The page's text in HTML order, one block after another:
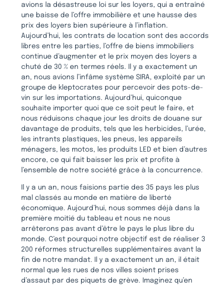
avions la désastreuse loi sur les loyers, qui a entraîné
une baisse de l’offre immobilière et une hausse des
prix des loyers bien supérieure à l’inflation.
Aujourd’hui, les contrats de location sont des accords
libres entre les parties, l’offre de biens immobiliers
continue d’augmenter et le prix moyen des loyers a
chuté de 30 % en termes réels. Il y a exactement un
an, nous avions l’infâme système SIRA, exploité par un
groupe de kleptocrates pour percevoir des pots-de-
vin sur les importations. Aujourd’hui, quiconque
souhaite importer quoi que ce soit peut le faire, et
nous réduisons chaque jour les droits de douane sur
davantage de produits, tels que les herbicides, l’urée,
les intrants plastiques, les pneus, les appareils
ménagers, les motos, les produits LED et bien d’autres
encore, ce qui fait baisser les prix et profite à
l’ensemble de notre société grâce à la concurrence.
Il y a un an, nous faisions partie des 35 pays les plus
mal classés au monde en matière de liberté
économique. Aujourd’hui, nous sommes déjà dans la
première moitié du tableau et nous ne nous
arrêterons pas avant d’être le pays le plus libre du
monde. C’est pourquoi notre objectif est de réaliser 3
200 réformes structurelles supplémentaires avant la
fin de notre mandat. Il y a exactement un an, il était
normal que les rues de nos villes soient prises
d’assaut par des piquets de grève. Imaginez qu’en